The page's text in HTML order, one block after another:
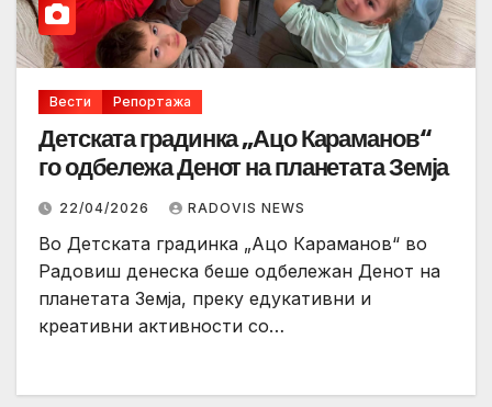
Вести Репортажа
Детската градинка „Ацо Караманов“
го одбележа Денот на планетата Земја
22/04/2026 RADOVIS NEWS
Во Детската градинка „Ацо Караманов“ во
Радовиш денеска беше одбележан Денот на
планетата Земја, преку едукативни и
креативни активности со…